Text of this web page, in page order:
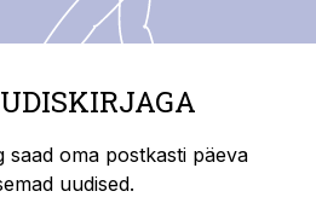
saad oma postkasti päeva
uudised.